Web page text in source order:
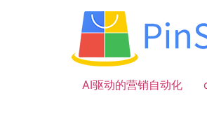
AI驱动的营销自动化